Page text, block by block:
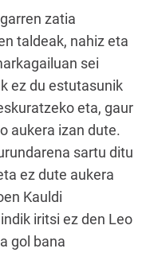
zatia
taldeak, nahiz eta
sei
ez du estutasunik
eta, gaur
aukera izan dute.
sartu ditu
ez dute aukera
Kauldi
iritsi ez den Leo
gol bana